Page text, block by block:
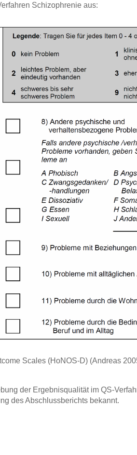
Schizophrenie aus:
Scales (HoNOS-D) (Andreas
der Ergebnisqualität im QS-
des Abschlussberichts bekannt.